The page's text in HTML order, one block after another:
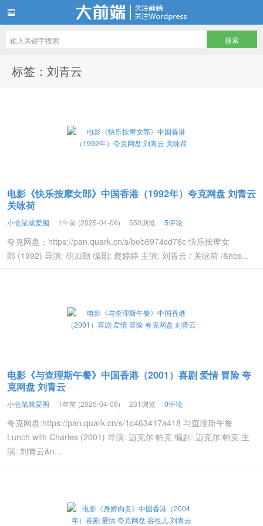
标签：刘青云
电影《快乐按摩女郎》中国香港（1992年）夸克网盘 刘青云
关咏荷
小仓鼠就爱囤 1年前 (2025-04-06) 550浏览 5评论
夸克网盘：https://pan.quark.cn/s/beb6974cd76c 快乐按摩女
郎 (1992) 导演: 胡加勤 编剧: 蔡婷婷 主演: 刘青云 / 关咏荷 /&nbs...
电影《与查理斯午餐》中国香港（2001）喜剧 爱情 冒险 夸
克网盘 刘青云
小仓鼠就爱囤 1年前 (2025-04-06) 231浏览 0评论
夸克网盘:https://pan.quark.cn/s/1c463417a418 与查理斯午餐
Lunch with Charles (2001) 导演: 迈克尔·帕克 编剧: 迈克尔·帕克 主
演: 刘青云&n...